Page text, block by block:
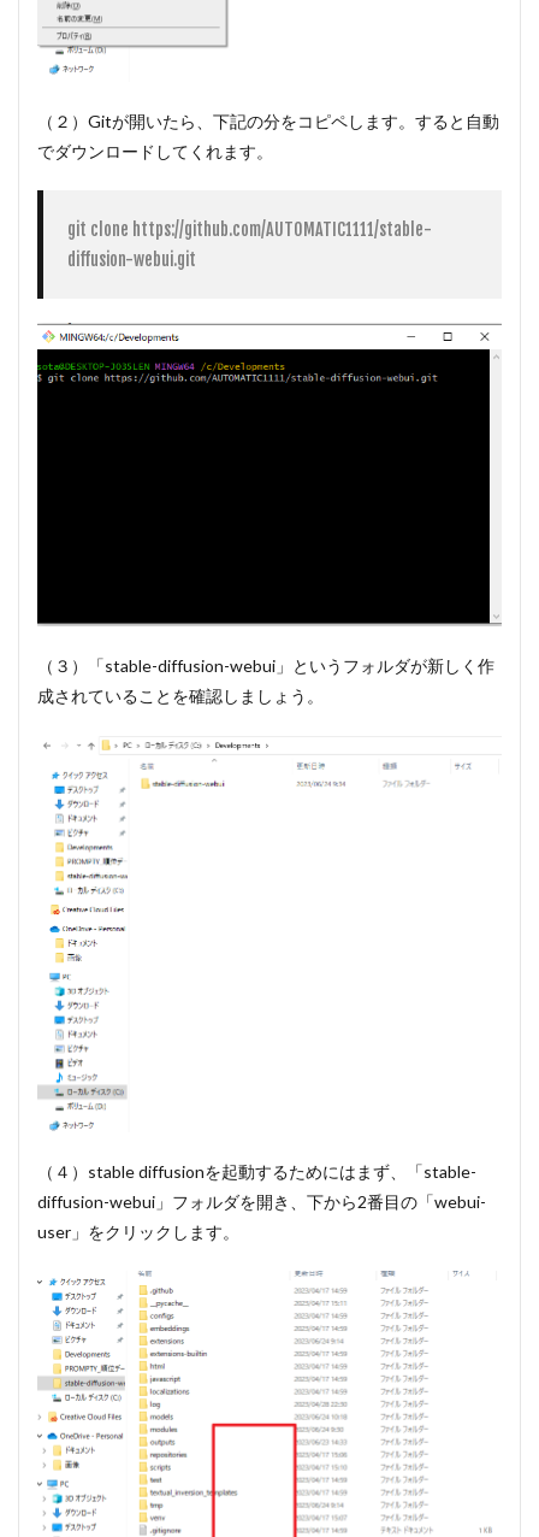
設定
する
9.2
ンプ
設定
9.3
パラ
メー
する
10
生成画像
ロードす
る方法
Stable
Diffusion
web uiで
実際に画
像を生成
してみた
12.1
モデル
とプロ
のみを
設定し
たパタ
ーン
12.2
パラメ
調節し
てみた
パター
ン
より詳細
にプロン
プトに忠
実になる
ように変
更して生
成
12.2.2
荒めに芸
術にパラ
メータを
（２）Gitが開いたら、下記の分をコピペします。すると自動
でダウンロードしてくれます。
git clone https://github.com/AUTOMATIC1111/stable-
diffusion-webui.git
（３）「stable-diffusion-webui」というフォルダが新しく作
成されていることを確認しましょう。
（４）stable diffusionを起動するためにはまず、「stable-
diffusion-webui」フォルダを開き、下から2番目の「webui-
user」をクリックします。